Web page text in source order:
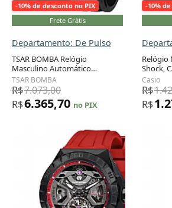
-10% de desconto no PIX
Frete Grátis
Departamento: De Pulso
TSAR BOMBA Relógio
Masculino Automático
Mecânico 50m Resistência à
Água Pulseira de Silicone Estilo
Único
TSAR BOMBA
R$7.073,00
R$6.365,70 no PIX
-10%
Relógio
Shock,
Azul
Casio
R$
R$
Adicionar ao carrinho